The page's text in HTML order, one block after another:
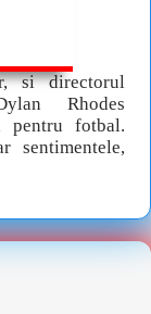
si directorul
Rhodes
pentru fotbal.
sentimentele,